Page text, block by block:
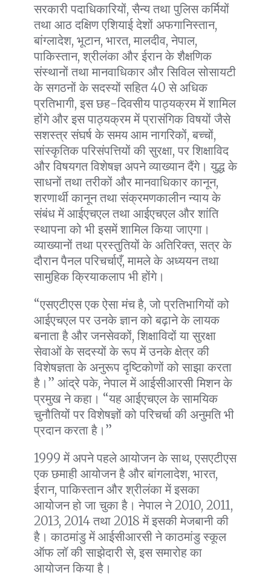
सरकारी पदाधिकारियों, सैन्य तथा पुलिस कर्मियों
तथा आठ दक्षिण एशियाई देशों अफगानिस्तान,
बांग्लादेश, भूटान, भारत, मालदीव, नेपाल,
पाकिस्तान, श्रीलंका और ईरान के शैक्षणिक
संस्थानों तथा मानवाधिकार और सिविल सोसायटी
के सगठनों के सदस्यों सहित 40 से अधिक
प्रतिभागी, इस छह-दिवसीय पाठ्यक्रम में शामिल
होंगे और इस पाठ्यक्रम में प्रासंगिक विषयों जैसे
सशस्त्र संघर्ष के समय आम नागरिकों, बच्चों,
सांस्कृतिक परिसंपत्तियों की सुरक्षा, पर शिक्षाविद
और विषयगत विशेषज्ञ अपने व्याख्यान दैंगे। युद्ध के
साधनों तथा तरीकों और मानवाधिकार कानून,
शरणार्थी कानून तथा संक्रमणकालीन न्याय के
संबंध में आईएचएल तथा आईएचएल और शांति
स्थापना को भी इसमें शामिल किया जाएगा।
व्याख्यानों तथा प्रस्तुतियों के अतिरिक्त, सत्र के
दौरान पैनल परिचर्चाएँ, मामले के अध्ययन तथा
सामुहिक क्रियाकलाप भी होंगे।
“एसएटीएस एक ऐसा मंच है, जो प्रतिभागियों को
आईएचएल पर उनके ज्ञान को बढ़ाने के लायक
बनाता है और जनसेवकों, शिक्षाविदों या सुरक्षा
सेवाओं के सदस्यों के रूप में उनके क्षेत्र की
विशेषज्ञता के अनुरूप दृष्टिकोणों को साझा करता
है।” आंद्रे पके, नेपाल में आईसीआरसी मिशन के
प्रमुख ने कहा। “यह आईएचएल के सामयिक
चुनौतियों पर विशेषज्ञों को परिचर्चा की अनुमति भी
प्रदान करता है।”
1999 में अपने पहले आयोजन के साथ, एसएटीएस
एक छमाही आयोजन है और बांगलादेश, भारत,
ईरान, पाकिस्तान और श्रीलंका में इसका
आयोजन हो जा चुका है। नेपाल ने 2010, 2011,
2013, 2014 तथा 2018 में इसकी मेजबानी की
है। काठमांडु में आईसीआरसी ने काठमांडु स्कूल
ऑफ लॉ की साझेदारी से, इस समारोह का
आयोजन किया है।